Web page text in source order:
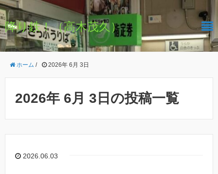
降り鉄！（高木茂久）
ホーム / 2026年 6月 3日
2026年 6月 3日の投稿一覧
2026.06.03